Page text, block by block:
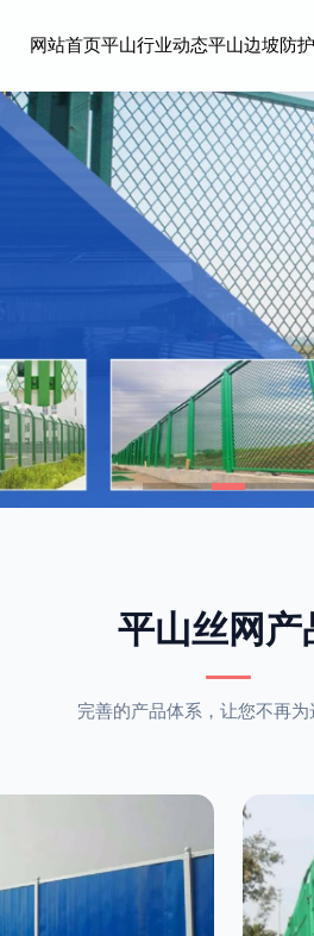
网站首页平山行业动态平山边坡防
平山丝网产
完善的产品体系，让您不再为